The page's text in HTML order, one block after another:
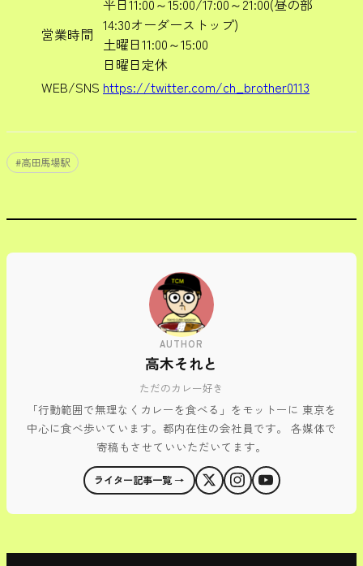
営業時間 14:30オーダーストップ)
土曜日11:00～15:00
日曜日定休
WEB/SNS https://twitter.com/ch_brother0113
#高田馬場駅
AUTHOR
高木それと
ただのカレー好き
「行動範囲で無理なくカレーを食べる」をモットーに 東京を
中心に食べ歩いています。都内在住の会社員です。 各媒体で
寄稿もさせていいただいてます。
ライター記事一覧 →